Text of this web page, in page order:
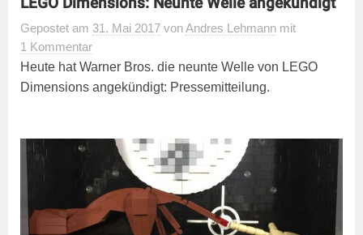
Gepostet am 31. Mai 2017 vonAndres Lehmann mit
1 Kommentar
Heute hat Warner Bros. die neunte Welle von LEGO
Dimensions angekündigt: Pressemitteilung.